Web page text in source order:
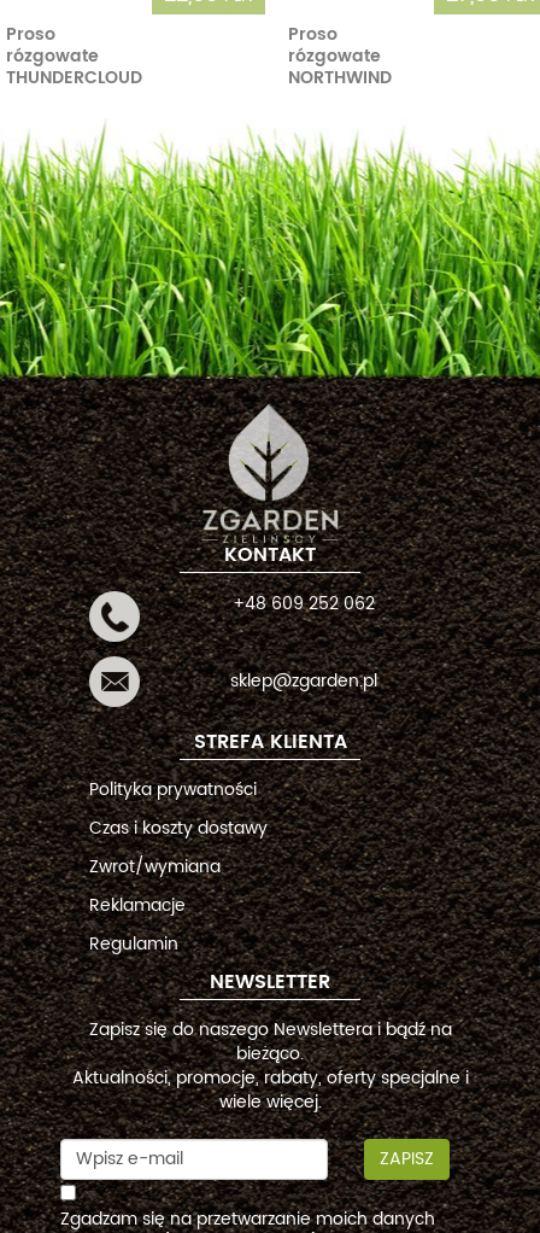
Proso
rózgowate
THUNDERCLOUD
Proso
rózgowate
NORTHWIND
KONTAKT
+48 609 252 062
sklep@zgarden.pl
STREFA KLIENTA
Polityka prywatności
Czas i koszty dostawy
Zwrot/wymiana
Reklamacje
Regulamin
NEWSLETTER
Zapisz się do naszego Newslettera i bądź na
bieżąco.
Aktualności, promocje, rabaty, oferty specjalne i
wiele więcej.
ZAPISZ
Zgadzam się na przetwarzanie moich danych